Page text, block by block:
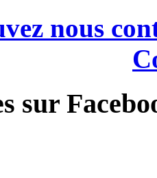
nous
sur